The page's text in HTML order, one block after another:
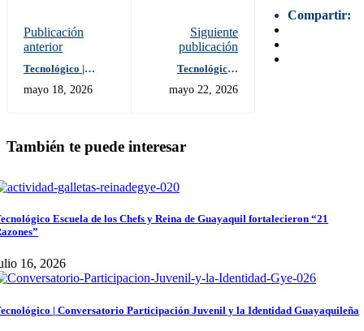
Compartir:
Publicación
anterior
Tecnológico |
Pong Solidario
mayo 18, 2026
Siguiente
publicación
Tecnológico |
Rendición de
mayo 22, 2026
También te puede interesar
Escuela de los Chefs y Reina de Guayaquil fortalecieron “21
16, 2026
| Conversatorio Participación Juvenil y la Identidad Guayaquileña